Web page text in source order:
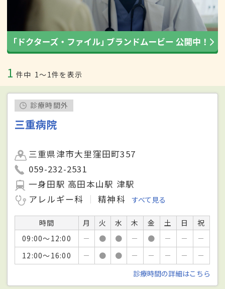
1 件中 1〜1件を表示
診療時間外
三重病院
三重県津市大里窪田町357
059-232-2531
一身田駅 高田本山駅 津駅
アレルギー科
精神科 すべて見る
時間 月 火 水 木 金 土 日
祝
09:00～12:00
－ ● ● － ● － －
－
12:00～16:00
－ ● ● － － － －
－
診療時間の詳細はこちら